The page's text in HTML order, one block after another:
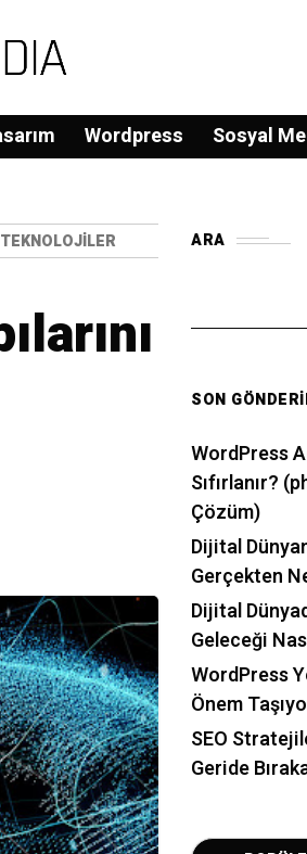
Wordpress Sosyal
ARA
SON
WordPress
Sıfırlanır?
Çözüm)
Dijital
Gerçekten
Dijital
Geleceği
WordPress
Önem
SEO
Geride